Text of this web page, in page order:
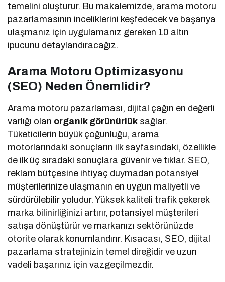
temelini oluşturur. Bu makalemizde, arama motoru
pazarlamasının inceliklerini keşfedecek ve başarıya
ulaşmanız için uygulamanız gereken 10 altın
ipucunu detaylandıracağız.
Arama Motoru Optimizasyonu
(SEO) Neden Önemlidir?
Arama motoru pazarlaması, dijital çağın en değerli
varlığı olan organik görünürlük sağlar.
Tüketicilerin büyük çoğunluğu, arama
motorlarındaki sonuçların ilk sayfasındaki, özellikle
de ilk üç sıradaki sonuçlara güvenir ve tıklar. SEO,
reklam bütçesine ihtiyaç duymadan potansiyel
müşterilerinize ulaşmanın en uygun maliyetli ve
sürdürülebilir yoludur. Yüksek kaliteli trafik çekerek
marka bilinirliğinizi artırır, potansiyel müşterileri
satışa dönüştürür ve markanızı sektörünüzde
otorite olarak konumlandırır. Kısacası, SEO, dijital
pazarlama stratejinizin temel direğidir ve uzun
vadeli başarınız için vazgeçilmezdir.